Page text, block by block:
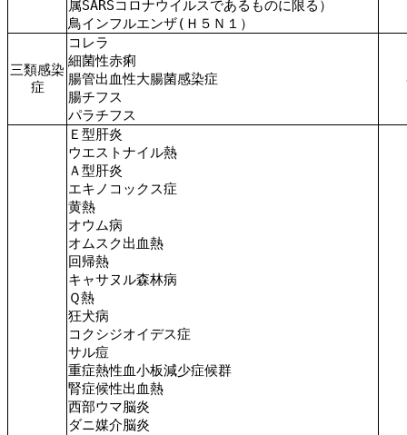
属SARSコロナウイルスであるものに限る）
鳥インフルエンザ(Ｈ５Ｎ１）
三類感染
症
コレラ
細菌性赤痢
腸管出血性大腸菌感染症
腸チフス
パラチフス
Ｅ型肝炎
ウエストナイル熱
Ａ型肝炎
エキノコックス症
黄熱
オウム病
オムスク出血熱
回帰熱
キャサヌル森林病
Ｑ熱
狂犬病
コクシジオイデス症
サル痘
重症熱性血小板減少症候群
腎症候性出血熱
西部ウマ脳炎
ダニ媒介脳炎